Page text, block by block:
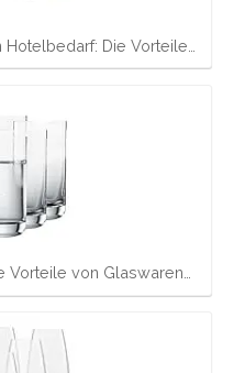
Die Vorteile…
von Glaswaren…